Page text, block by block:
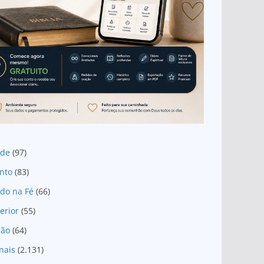
(97)
(83)
na Fé (66)
(55)
(64)
(2.131)